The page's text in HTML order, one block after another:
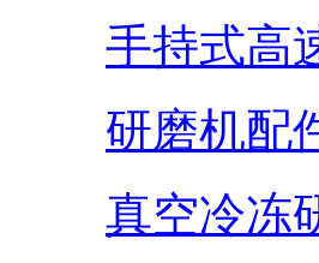
手持式高
研磨机配
真空冷冻